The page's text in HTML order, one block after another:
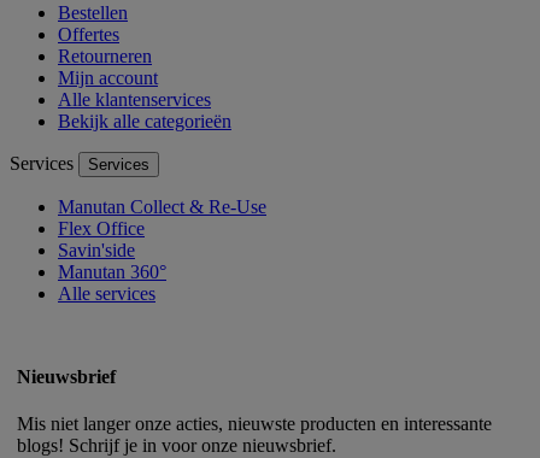
Bestellen
Offertes
Retourneren
Mijn account
Alle klantenservices
Bekijk alle categorieën
Services Services
Manutan Collect & Re-Use
Flex Office
Savin'side
Manutan 360°
Alle services
Nieuwsbrief
Mis niet langer onze acties, nieuwste producten en interessante
blogs! Schrijf je in voor onze nieuwsbrief.